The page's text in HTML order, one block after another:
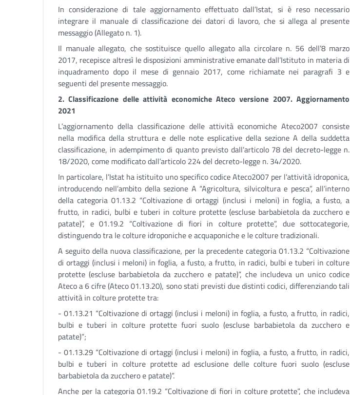
In considerazione di tale aggiornamento effettuato dall’Istat, si è reso necessario
integrare il manuale di classificazione dei datori di lavoro, che si allega al presente
messaggio (Allegato n. 1).
Il manuale allegato, che sostituisce quello allegato alla circolare n. 56 dell’8 marzo
2017, recepisce altresì le disposizioni amministrative emanate dall’Istituto in materia di
inquadramento dopo il mese di gennaio 2017, come richiamate nei paragrafi 3 e
seguenti del presente messaggio.
2. Classificazione delle attività economiche Ateco versione 2007. Aggiornamento
2021
L’aggiornamento della classificazione delle attività economiche Ateco2007 consiste
nella modifica della struttura e delle note esplicative della sezione A della suddetta
classificazione, in adempimento di quanto previsto dall’articolo 78 del decreto-legge n.
18/2020, come modificato dall’articolo 224 del decreto-legge n. 34/2020.
In particolare, l’Istat ha istituito uno specifico codice Ateco2007 per l’attività idroponica,
introducendo nell’ambito della sezione A “Agricoltura, silvicoltura e pesca”, all’interno
della categoria 01.13.2 “Coltivazione di ortaggi (inclusi i meloni) in foglia, a fusto, a
frutto, in radici, bulbi e tuberi in colture protette (escluse barbabietola da zucchero e
patate)”, e 01.19.2 “Coltivazione di fiori in colture protette”, due sottocategorie,
distinguendo tra le colture idroponiche e acquaponiche e le colture tradizionali.
A seguito della nuova classificazione, per la precedente categoria 01.13.2 “Coltivazione
di ortaggi (inclusi i meloni) in foglia, a fusto, a frutto, in radici, bulbi e tuberi in colture
protette (escluse barbabietola da zucchero e patate)”, che includeva un unico codice
Ateco a 6 cifre (Ateco 01.13.20), sono stati previsti due distinti codici, differenziando tali
attività in colture protette tra:
- 01.13.21 “Coltivazione di ortaggi (inclusi i meloni) in foglia, a fusto, a frutto, in radici,
bulbi e tuberi in colture protette fuori suolo (escluse barbabietola da zucchero e
patate)”;
- 01.13.29 “Coltivazione di ortaggi (inclusi i meloni) in foglia, a fusto, a frutto, in radici,
bulbi e tuberi in colture protette ad esclusione delle colture fuori suolo (escluse
barbabietola da zucchero e patate)”.
Anche per la categoria 01.19.2 “Coltivazione di fiori in colture protette”, che includeva